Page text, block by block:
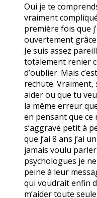
Oui je te
vraiment
première fois que
ouvertement grâce
Je suis assez
totalement renier
d’oublier. Mais
rechute.
aider ou que tu
la même erreur
en pensant que ce
s’aggrave petit à
que j’ai 8 ans j’ai
jamais voulu
psychologues je
peine à leur
qui voudrait enfin
m’aider toute